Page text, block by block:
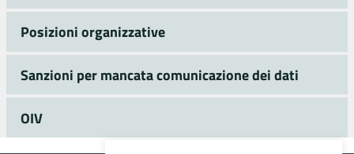
Posizioni organizzative
Sanzioni per mancata comunicazione dei dati
OIV